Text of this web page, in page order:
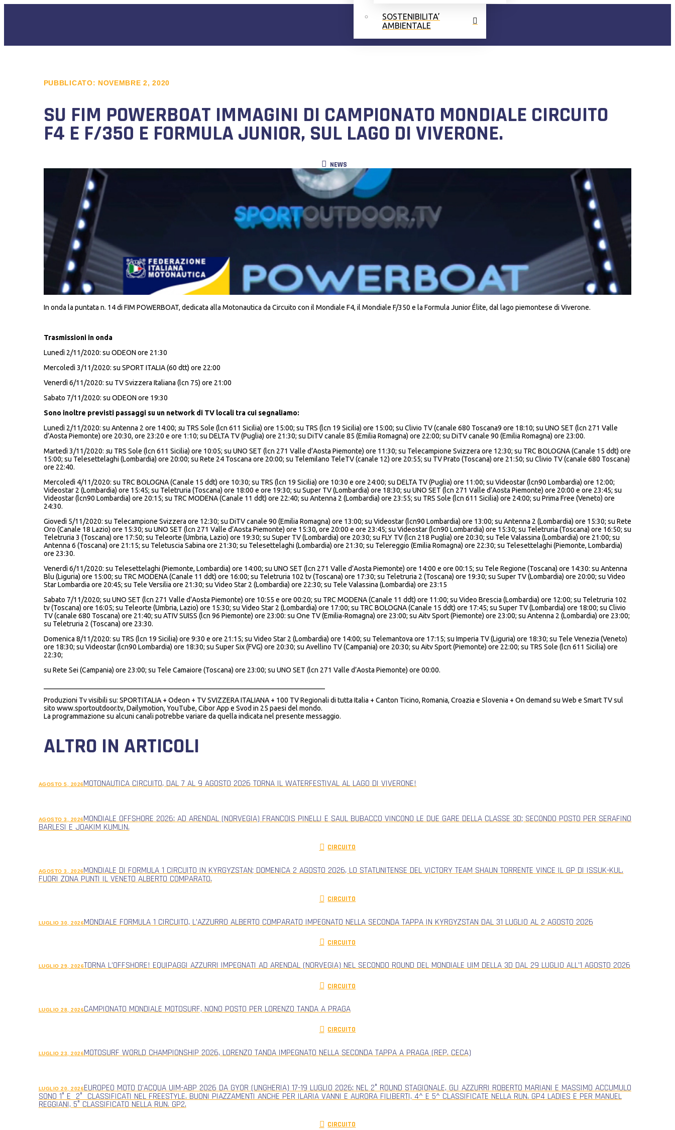
SOSTENIBILITA’
AMBIENTALE
PUBBLICATO: NOVEMBRE 2, 2020
SU FIM POWERBOAT IMMAGINI DI CAMPIONATO MONDIALE CIRCUITO
F4 E F/350 E FORMULA JUNIOR, SUL LAGO DI VIVERONE.
NEWS
In onda la puntata n. 14 di FIM POWERBOAT, dedicata alla Motonautica da Circuito con il Mondiale F4, il Mondiale F/350 e la Formula Junior Élite, dal lago piemontese di Viverone.
Trasmissioni in onda
Lunedì 2/11/2020: su ODEON ore 21:30
Mercoledì 3/11/2020: su SPORT ITALIA (60 dtt) ore 22:00
Venerdì 6/11/2020: su TV Svizzera Italiana (lcn 75) ore 21:00
Sabato 7/11/2020: su ODEON ore 19:30
Sono inoltre previsti passaggi su un network di TV locali tra cui segnaliamo:
Lunedì 2/11/2020: su Antenna 2 ore 14:00; su TRS Sole (lcn 611 Sicilia) ore 15:00; su TRS (lcn 19 Sicilia) ore 15:00; su Clivio TV (canale 680 Toscana9 ore 18:10; su UNO SET (lcn 271 Valle
d’Aosta Piemonte) ore 20:30, ore 23:20 e ore 1:10; su DELTA TV (Puglia) ore 21:30; su DiTV canale 85 (Emilia Romagna) ore 22:00; su DiTV canale 90 (Emilia Romagna) ore 23:00.
Martedì 3/11/2020: su TRS Sole (lcn 611 Sicilia) ore 10:05; su UNO SET (lcn 271 Valle d’Aosta Piemonte) ore 11:30; su Telecampione Svizzera ore 12:30; su TRC BOLOGNA (Canale 15 ddt) ore
15:00; su Telesettelaghi (Lombardia) ore 20:00; su Rete 24 Toscana ore 20:00; su Telemilano TeleTV (canale 12) ore 20:55; su TV Prato (Toscana) ore 21:50; su Clivio TV (canale 680 Toscana)
ore 22:40.
Mercoledì 4/11/2020: su TRC BOLOGNA (Canale 15 ddt) ore 10:30; su TRS (lcn 19 Sicilia) ore 10:30 e ore 24:00; su DELTA TV (Puglia) ore 11:00; su Videostar (lcn90 Lombardia) ore 12:00;
Videostar 2 (Lombardia) ore 15:45; su Teletruria (Toscana) ore 18:00 e ore 19:30; su Super TV (Lombardia) ore 18:30; su UNO SET (lcn 271 Valle d’Aosta Piemonte) ore 20:00 e ore 23:45; su
Videostar (lcn90 Lombardia) ore 20:15; su TRC MODENA (Canale 11 ddt) ore 22:40; su Antenna 2 (Lombardia) ore 23:55; su TRS Sole (lcn 611 Sicilia) ore 24:00; su Prima Free (Veneto) ore
24:30.
Giovedì 5/11/2020: su Telecampione Svizzera ore 12:30; su DiTV canale 90 (Emilia Romagna) ore 13:00; su Videostar (lcn90 Lombardia) ore 13:00; su Antenna 2 (Lombardia) ore 15:30; su Rete
Oro (Canale 18 Lazio) ore 15:30; su UNO SET (lcn 271 Valle d’Aosta Piemonte) ore 15:30, ore 20:00 e ore 23:45; su Videostar (lcn90 Lombardia) ore 15:30; su Teletruria (Toscana) ore 16:50; su
Teletruria 3 (Toscana) ore 17:50; su Teleorte (Umbria, Lazio) ore 19:30; su Super TV (Lombardia) ore 20:30; su FLY TV (lcn 218 Puglia) ore 20:30; su Tele Valassina (Lombardia) ore 21:00; su
Antenna 6 (Toscana) ore 21:15; su Teletuscia Sabina ore 21:30; su Telesettelaghi (Lombardia) ore 21:30; su Telereggio (Emilia Romagna) ore 22:30; su Telesettelaghi (Piemonte, Lombardia)
ore 23:30.
Venerdì 6/11/2020: su Telesettelaghi (Piemonte, Lombardia) ore 14:00; su UNO SET (lcn 271 Valle d’Aosta Piemonte) ore 14:00 e ore 00:15; su Tele Regione (Toscana) ore 14:30: su Antenna
Blu (Liguria) ore 15:00; su TRC MODENA (Canale 11 ddt) ore 16:00; su Teletruria 102 tv (Toscana) ore 17:30; su Teletruria 2 (Toscana) ore 19:30; su Super TV (Lombardia) ore 20:00; su Video
Star Lombardia ore 20:45; su Tele Versilia ore 21:30; su Video Star 2 (Lombardia) ore 22:30; su Tele Valassina (Lombardia) ore 23:15
Sabato 7/11/2020; su UNO SET (lcn 271 Valle d’Aosta Piemonte) ore 10:55 e ore 00:20; su TRC MODENA (Canale 11 ddt) ore 11:00; su Video Brescia (Lombardia) ore 12:00; su Teletruria 102
tv (Toscana) ore 16:05; su Teleorte (Umbria, Lazio) ore 15:30; su Video Star 2 (Lombardia) ore 17:00; su TRC BOLOGNA (Canale 15 ddt) ore 17:45; su Super TV (Lombardia) ore 18:00; su Clivio
TV (canale 680 Toscana) ore 21:40; su ATIV SUISS (lcn 96 Piemonte) ore 23:00: su One TV (Emilia-Romagna) ore 23:00; su Aitv Sport (Piemonte) ore 23:00; su Antenna 2 (Lombardia) ore 23:00;
su Teletruria 2 (Toscana) ore 23:30.
Domenica 8/11/2020: su TRS (lcn 19 Sicilia) ore 9:30 e ore 21:15; su Video Star 2 (Lombardia) ore 14:00; su Telemantova ore 17:15; su Imperia TV (Liguria) ore 18:30; su Tele Venezia (Veneto)
ore 18:30; su Videostar (lcn90 Lombardia) ore 18:30; su Super Six (FVG) ore 20:30; su Avellino TV (Campania) ore 20:30; su Aitv Sport (Piemonte) ore 22:00; su TRS Sole (lcn 611 Sicilia) ore
22:30;
su Rete Sei (Campania) ore 23:00; su Tele Camaiore (Toscana) ore 23:00; su UNO SET (lcn 271 Valle d’Aosta Piemonte) ore 00:00.
Produzioni Tv visibili su: SPORTITALIA + Odeon + TV SVIZZERA ITALIANA + 100 TV Regionali di tutta Italia + Canton Ticino, Romania, Croazia e Slovenia + On demand su Web e Smart TV sul
sito www.sportoutdoor.tv, Dailymotion, YouTube, Cibor App e Svod in 25 paesi del mondo.
La programmazione su alcuni canali potrebbe variare da quella indicata nel presente messaggio.
ALTRO IN ARTICOLI
AGOSTO 5, 2026MOTONAUTICA CIRCUITO, DAL 7 AL 9 AGOSTO 2026 TORNA IL WATERFESTIVAL AL LAGO DI VIVERONE!
AGOSTO 3, 2026MONDIALE OFFSHORE 2026: AD ARENDAL (NORVEGIA) FRANCOIS PINELLI E SAUL BUBACCO VINCONO LE DUE GARE DELLA CLASSE 3D; SECONDO POSTO PER SERAFINO
BARLESI E JOAKIM KUMLIN.
CIRCUITO
AGOSTO 3, 2026MONDIALE DI FORMULA 1 CIRCUITO IN KYRGYZSTAN; DOMENICA 2 AGOSTO 2026, LO STATUNITENSE DEL VICTORY TEAM SHAUN TORRENTE VINCE IL GP DI ISSUK-KUL.
FUORI ZONA PUNTI IL VENETO ALBERTO COMPARATO.
CIRCUITO
LUGLIO 30, 2026MONDIALE FORMULA 1 CIRCUITO, L’AZZURRO ALBERTO COMPARATO IMPEGNATO NELLA SECONDA TAPPA IN KYRGYZSTAN DAL 31 LUGLIO AL 2 AGOSTO 2026
CIRCUITO
LUGLIO 29, 2026TORNA L’OFFSHORE! EQUIPAGGI AZZURRI IMPEGNATI AD ARENDAL (NORVEGIA) NEL SECONDO ROUND DEL MONDIALE UIM DELLA 3D DAL 29 LUGLIO ALL’1 AGOSTO 2026
CIRCUITO
LUGLIO 28, 2026CAMPIONATO MONDIALE MOTOSURF, NONO POSTO PER LORENZO TANDA A PRAGA
CIRCUITO
LUGLIO 23, 2026MOTOSURF WORLD CHAMPIONSHIP 2026, LORENZO TANDA IMPEGNATO NELLA SECONDA TAPPA A PRAGA (REP. CECA)
LUGLIO 20, 2026EUROPEO MOTO D’ACQUA UIM-ABP 2026 DA GYOR (UNGHERIA) 17-19 LUGLIO 2026: NEL 2° ROUND STAGIONALE, GLI AZZURRI ROBERTO MARIANI E MASSIMO ACCUMULO
SONO 1° E 2° CLASSIFICATI NEL FREESTYLE. BUONI PIAZZAMENTI ANCHE PER ILARIA VANNI E AURORA FILIBERTI, 4^ E 5^ CLASSIFICATE NELLA RUN. GP4 LADIES E PER MANUEL
REGGIANI, 5° CLASSIFICATO NELLA RUN. GP2.
CIRCUITO